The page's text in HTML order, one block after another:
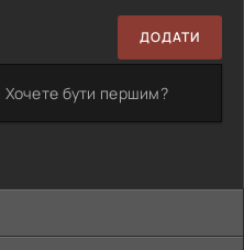
ДОДАТИ
бути першим?